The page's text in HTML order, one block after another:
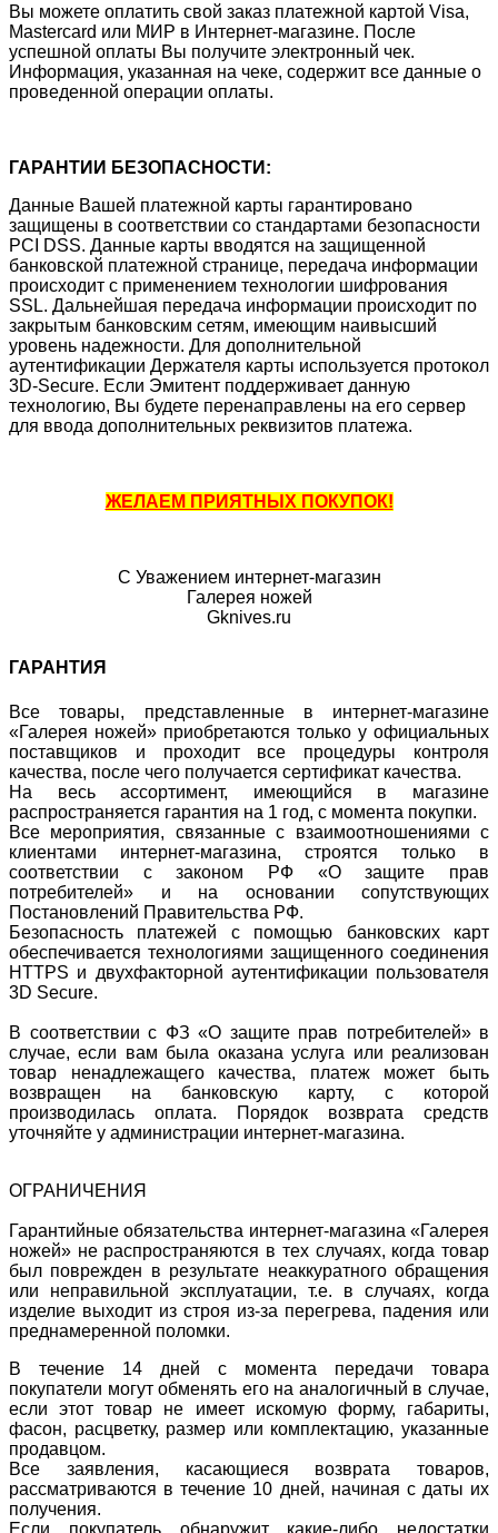
Вы можете оплатить свой заказ платежной картой Visa,
Mastercard или МИР в Интернет-магазине. После
успешной оплаты Вы получите электронный чек.
Информация, указанная на чеке, содержит все данные о
проведенной операции оплаты.
ГАРАНТИИ БЕЗОПАСНОСТИ:
Данные Вашей платежной карты гарантировано
защищены в соответствии со стандартами безопасности
PCI DSS. Данные карты вводятся на защищенной
банковской платежной странице, передача информации
происходит с применением технологии шифрования
SSL. Дальнейшая передача информации происходит по
закрытым банковским сетям, имеющим наивысший
уровень надежности. Для дополнительной
аутентификации Держателя карты используется протокол
3D-Secure. Если Эмитент поддерживает данную
технологию, Вы будете перенаправлены на его сервер
для ввода дополнительных реквизитов платежа.
ЖЕЛАЕМ ПРИЯТНЫХ ПОКУПОК!
С Уважением интернет-магазин
Галерея ножей
Gknives.ru
ГАРАНТИЯ
Все товары, представленные в интернет-магазине
«Галерея ножей» приобретаются только у официальных
поставщиков и проходит все процедуры контроля
качества, после чего получается сертификат качества.
На весь ассортимент, имеющийся в магазине
распространяется гарантия на 1 год, с момента покупки.
Все мероприятия, связанные с взаимоотношениями с
клиентами интернет-магазина, строятся только в
соответствии с законом РФ «О защите прав
потребителей» и на основании сопутствующих
Постановлений Правительства РФ.
Безопасность платежей с помощью банковских карт
обеспечивается технологиями защищенного соединения
HTTPS и двухфакторной аутентификации пользователя
3D Secure.
В соответствии с ФЗ «О защите прав потребителей» в
случае, если вам была оказана услуга или реализован
товар ненадлежащего качества, платеж может быть
возвращен на банковскую карту, с которой
производилась оплата. Порядок возврата средств
уточняйте у администрации интернет-магазина.
ОГРАНИЧЕНИЯ
Гарантийные обязательства интернет-магазина «Галерея
ножей» не распространяются в тех случаях, когда товар
был поврежден в результате неаккуратного обращения
или неправильной эксплуатации, т.е. в случаях, когда
изделие выходит из строя из-за перегрева, падения или
преднамеренной поломки.
В течение 14 дней с момента передачи товара
покупатели могут обменять его на аналогичный в случае,
если этот товар не имеет искомую форму, габариты,
фасон, расцветку, размер или комплектацию, указанные
продавцом.
Все заявления, касающиеся возврата товаров,
рассматриваются в течение 10 дней, начиная с даты их
получения.
Если покупатель обнаружит какие-либо недостатки